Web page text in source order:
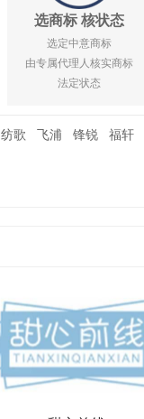
选商标 核状态
选定中意商标
由专属代理人核实商标
法定状态
纺歌 飞浦 锋锐 福轩